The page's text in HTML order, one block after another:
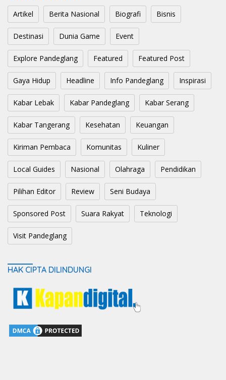
Artikel Berita Nasional Biografi Bisnis
Destinasi Dunia Game Event
Explore Pandeglang Featured Featured Post
Gaya Hidup Headline Info Pandeglang Inspirasi
Kabar Lebak Kabar Pandeglang Kabar Serang
Kabar Tangerang Kesehatan Keuangan
Kiriman Pembaca Komunitas Kuliner
Local Guides Nasional Olahraga Pendidikan
Pilihan Editor Review Seni Budaya
Sponsored Post Suara Rakyat Teknologi
Visit Pandeglang
HAK CIPTA DILINDUNGI